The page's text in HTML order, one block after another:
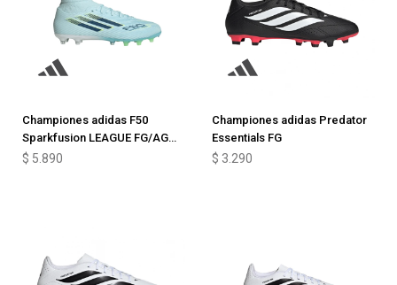
Championes adidas F50
Sparkfusion LEAGUE FG/AG
Junior
$ 5.890
Championes adidas Predator
Essentials FG
$ 3.290